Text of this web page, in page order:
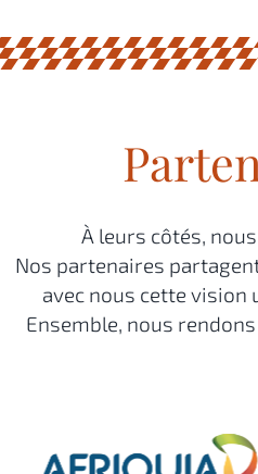
À leurs côtés,
Nos partenaires
avec nous cette vision
Ensemble, nous